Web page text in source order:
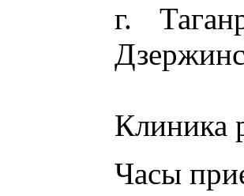
г.
Клиника
Часы